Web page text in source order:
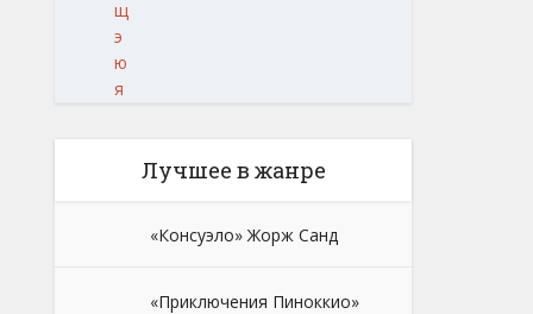
щ
э
ю
я
Лучшее в жанре
«Консуэло» Жорж Санд
«Приключения Пиноккио»